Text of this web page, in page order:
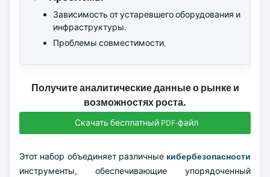
Зависимость от устаревшего оборудования и
инфраструктуры.
Проблемы совместимости.
Получите аналитические данные о рынке и
возможностях роста.
Скачать бесплатный PDF-файл
Этот набор объединяет различные кибербезопасности
инструменты, обеспечивающие упорядоченный